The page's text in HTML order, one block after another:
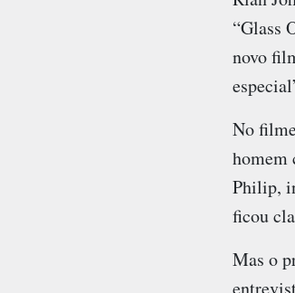
“Glass
novo
No
homem
Philip,
ficou
Mas o